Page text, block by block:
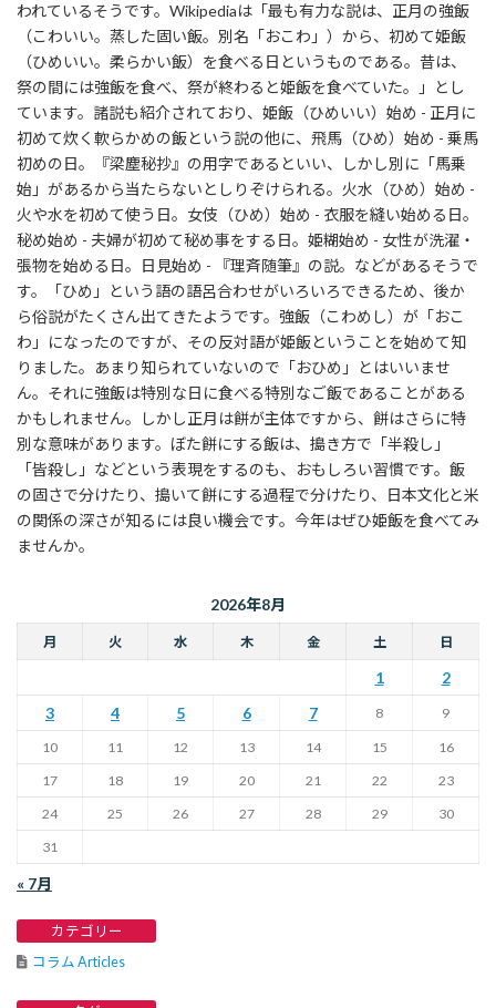
われているそうです。Wikipediaは「最も有力な説は、正月の強飯
（こわいい。蒸した固い飯。別名「おこわ」）から、初めて姫飯
（ひめいい。柔らかい飯）を食べる日というものである。昔は、
祭の間には強飯を食べ、祭が終わると姫飯を食べていた。」とし
ています。諸説も紹介されており、姫飯（ひめいい）始め - 正月に
初めて炊く軟らかめの飯という説の他に、飛馬（ひめ）始め - 乗馬
初めの日。『梁塵秘抄』の用字であるといい、しかし別に「馬乗
始」があるから当たらないとしりぞけられる。火水（ひめ）始め -
火や水を初めて使う日。女伎（ひめ）始め - 衣服を縫い始める日。
秘め始め - 夫婦が初めて秘め事をする日。姫糊始め - 女性が洗濯・
張物を始める日。日見始め - 『理斉随筆』の説。などがあるそうで
す。「ひめ」という語の語呂合わせがいろいろできるため、後か
ら俗説がたくさん出てきたようです。強飯（こわめし）が「おこ
わ」になったのですが、その反対語が姫飯ということを始めて知
りました。あまり知られていないので「おひめ」とはいいませ
ん。それに強飯は特別な日に食べる特別なご飯であることがある
かもしれません。しかし正月は餅が主体ですから、餅はさらに特
別な意味があります。ぼた餅にする飯は、搗き方で「半殺し」
「皆殺し」などという表現をするのも、おもしろい習慣です。飯
の固さで分けたり、搗いて餅にする過程で分けたり、日本文化と米
の関係の深さが知るには良い機会です。今年はぜひ姫飯を食べてみ
ませんか。
2026年8月
月 火 水 木 金 土 日
1
2
3
4 5 6 7 8 9
10 11 12 13 14 15
16
17
18 19 20 21 22
23
24
25 26 27 28 29
30
31
« 7月
カテゴリー
コラム Articles